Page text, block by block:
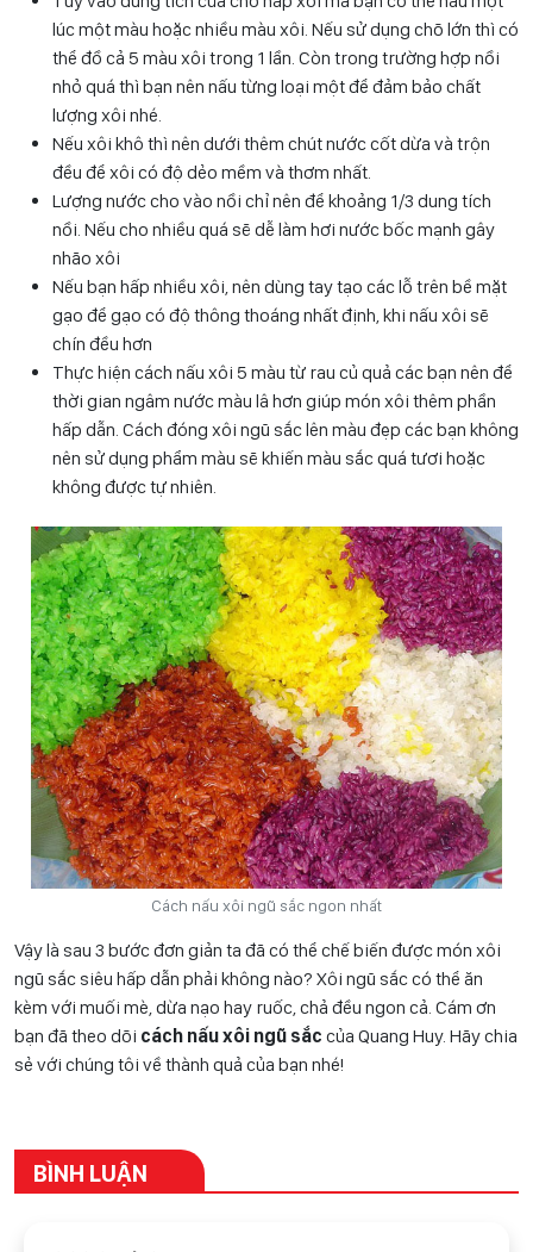
lúc một màu hoặc nhiều màu xôi. Nếu sử dụng chõ lớn thì có
thể đồ cả 5 màu xôi trong 1 lần. Còn trong trường hợp nồi
nhỏ quá thì bạn nên nấu từng loại một để đảm bảo chất
lượng xôi nhé.
Nếu xôi khô thì nên dưới thêm chút nước cốt dừa và trộn
đều để xôi có độ dẻo mềm và thơm nhất.
Lượng nước cho vào nồi chỉ nên để khoảng 1/3 dung tích
nồi. Nếu cho nhiều quá sẽ dễ làm hơi nước bốc mạnh gây
nhão xôi
Nếu bạn hấp nhiều xôi, nên dùng tay tạo các lỗ trên bề mặt
gạo để gạo có độ thông thoáng nhất định, khi nấu xôi sẽ
chín đều hơn
Thực hiện cách nấu xôi 5 màu từ rau củ quả các bạn nên để
thời gian ngâm nước màu lâ hơn giúp món xôi thêm phần
hấp dẫn. Cách đóng xôi ngũ sắc lên màu đẹp các bạn không
nên sử dụng phẩm màu sẽ khiến màu sắc quá tươi hoặc
không được tự nhiên.
Cách nấu xôi ngũ sắc ngon nhất
Vậy là sau 3 bước đơn giản ta đã có thể chế biến được món xôi
ngũ sắc siêu hấp dẫn phải không nào? Xôi ngũ sắc có thể ăn
kèm với muối mè, dừa nạo hay ruốc, chả đều ngon cả. Cám ơn
bạn đã theo dõi cách nấu xôi ngũ sắc của Quang Huy. Hãy chia
sẻ với chúng tôi về thành quả của bạn nhé!
BÌNH LUẬN